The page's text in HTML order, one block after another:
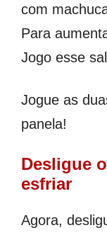
com
Para
Jogo esse
Jogue as
panela!
Desligue
esfriar
Agora,